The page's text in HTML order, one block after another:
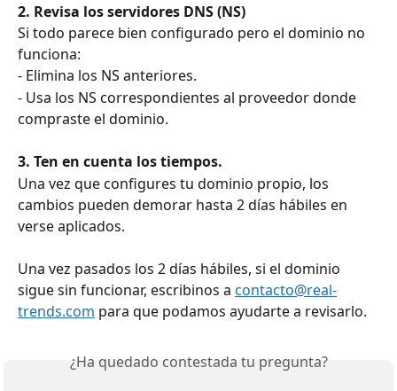
2. Revisa los servidores DNS (NS)
Si todo parece bien configurado pero el dominio no
funciona:
- Elimina los NS anteriores.
- Usa los NS correspondientes al proveedor donde
compraste el dominio.
3. Ten en cuenta los tiempos.
Una vez que configures tu dominio propio, los
cambios pueden demorar hasta 2 días hábiles en
verse aplicados.
Una vez pasados los 2 días hábiles, si el dominio
sigue sin funcionar, escribinos a contacto@real-
trends.com para que podamos ayudarte a revisarlo.
¿Ha quedado contestada tu pregunta?